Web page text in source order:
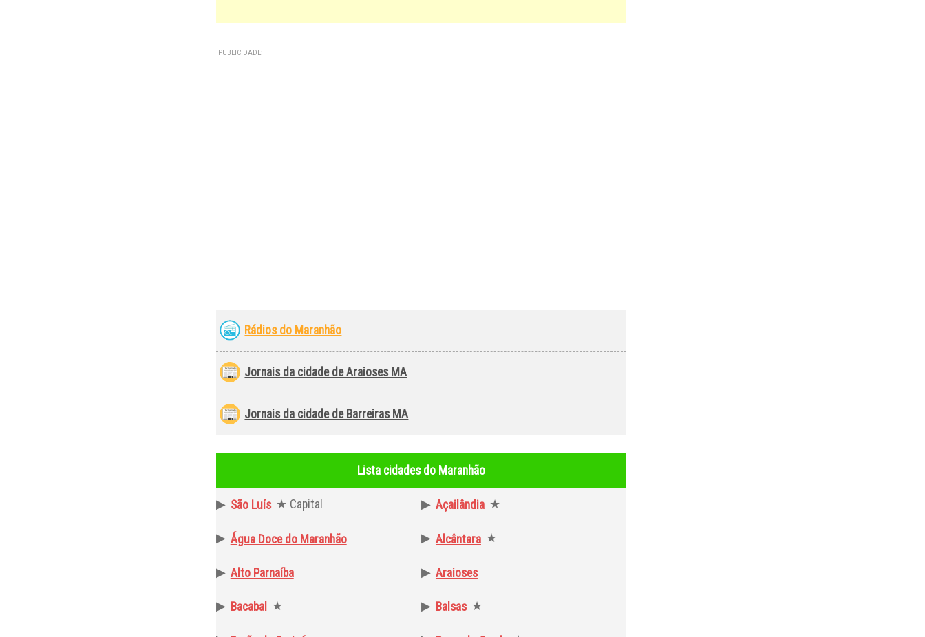
PUBLICIDADE:
Rádios do Maranhão
Jornais da cidade de Araioses MA
Jornais da cidade de Barreiras MA
Lista cidades do Maranhão
▶ São Luís ★ Capital ▶ Açailândia ★
▶ Água Doce do Maranhão ▶ Alcântara ★
▶ Alto Parnaíba ▶ Araioses
▶ Bacabal ★ ▶ Balsas ★